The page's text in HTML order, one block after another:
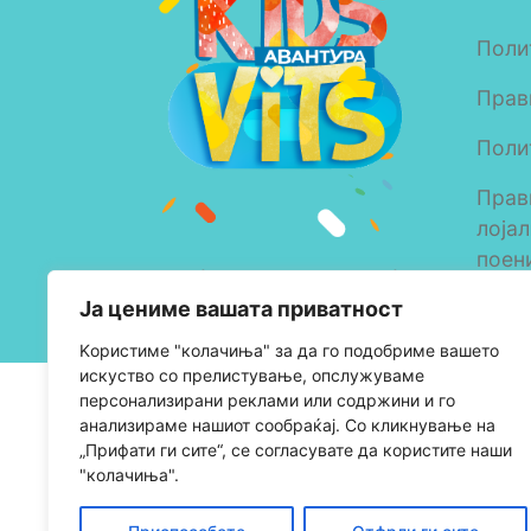
Ја цениме вашата приватност
Kористиме "колачиња" за да го подобриме вашето
искуство со прелистување, опслужуваме
персонализирани реклами или содржини и го
анализираме нашиот сообраќај. Со кликнување на
„Прифати ги сите“, се согласувате да користите наши
"колачиња".
Copyright © 2023 Alkaloid
AD Skopje